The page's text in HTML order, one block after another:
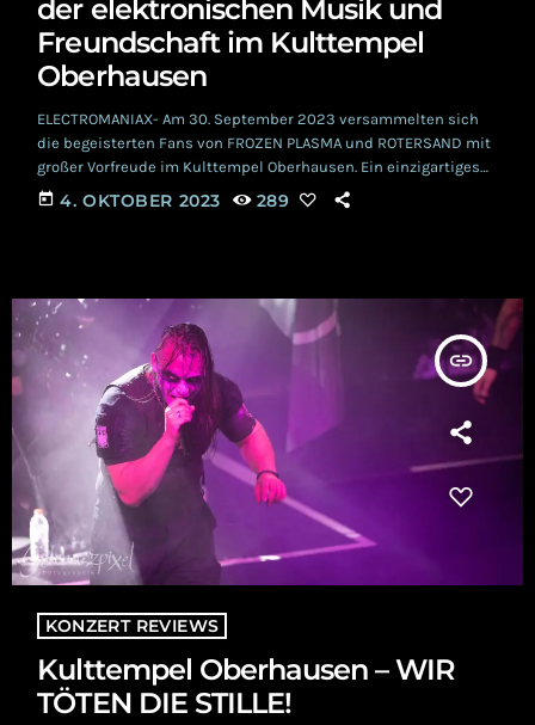
der elektronischen Musik und
Freundschaft im Kulttempel
Oberhausen
ELECTROMANIAX- Am 30. September 2023 versammelten sich
die begeisterten Fans von FROZEN PLASMA und ROTERSAND mit
großer Vorfreude im Kulttempel Oberhausen. Ein einzigartiges
Musikereignis kündigte sich an, als diese beiden Größen der
elektronischen Musikszene erstmals gemeinsam auf der Bühne
gegenseitigen Respekt, und dies […]
today 4. OKTOBER 2023 289
insert_link
KONZERT REVIEWS
Kulttempel Oberhausen – WIR
TÖTEN DIE STILLE!